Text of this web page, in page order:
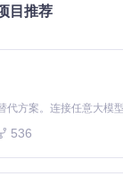
适配方案
《赛博朋克2077》
射到对应位置。
目推荐
536